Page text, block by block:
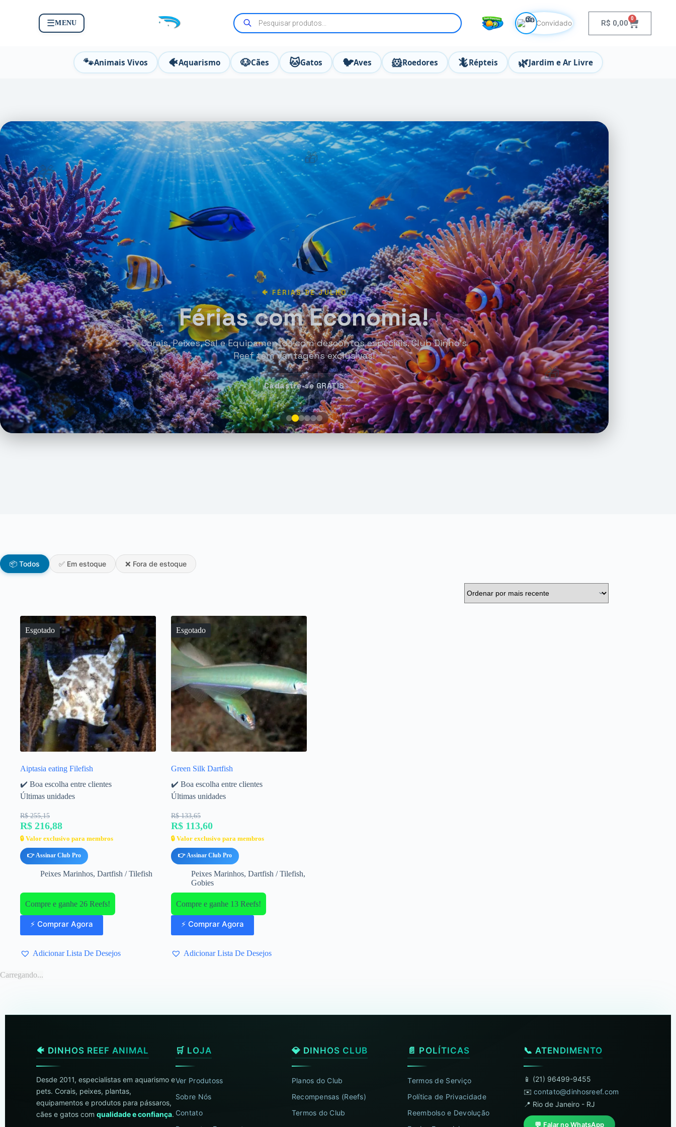
☰MENU Convidado R$ 0,00
0
🐾Animais Vivos 🐠Aquarismo 🐶Cães 🐱Gatos 🐦Aves 🐹Roedores 🦎Répteis 🌿Jardim e Ar Livre
R$ 238,80
R$ 197,00
🎁
🎁
🎁
🐠 FÉRIAS DE JULHO
Férias com Economia!
Corais, Peixes, Sal e Equipamentos com descontos especiais. Club Dinho's
Reef tem vantagens exclusivas!
Cadastre-se GRÁTIS
📦 Todos ✅ Em estoque ❌ Fora de estoque
Esgotado
Aiptasia eating Filefish
✔️ Boa escolha entre clientes
Últimas unidades
R$ 255,15
R$ 216,88
🔒 Valor exclusivo para membros
👉 Assinar Club Pro
Peixes Marinhos, Dartfish / Tilefish
Compre e ganhe 26 Reefs!
⚡ Comprar Agora
Adicionar Lista De Desejos
Esgotado
Green Silk Dartfish
✔️ Boa escolha entre clientes
Últimas unidades
R$ 133,65
R$ 113,60
🔒 Valor exclusivo para membros
👉 Assinar Club Pro
Peixes Marinhos, Dartfish / Tilefish,
Gobies
Compre e ganhe 13 Reefs!
⚡ Comprar Agora
Adicionar Lista De Desejos
Carregando...
🐠 DINHOS REEF ANIMAL
Desde 2011, especialistas em aquarismo e
pets. Corais, peixes, plantas,
equipamentos e produtos para pássaros,
cães e gatos com qualidade e confiança.
🛒 LOJA
Ver Produtoss
Sobre Nós
Contato
💎 DINHOS CLUB
Planos do Club
Recompensas (Reefs)
Termos do Club
📄 POLÍTICAS
Termos de Serviço
Política de Privacidade
Reembolso e Devolução
📞 ATENDIMENTO
📱 (21) 96499-9455
✉️contato@dinhosreef.com
📍 Rio de Janeiro - RJ
💬 Falar no WhatsApp